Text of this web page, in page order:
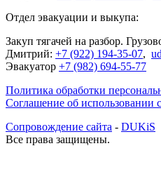
Отдел эвакуации и выкупа:
Закуп тягачей на разбор.
Дмитрий: +7 (922) 194-35-07,
Эвакуатор +7 (982) 694-55-77
Политика обработки
Соглашение об использовании
Cопровождение сайта - DUKiS
Все права защищены.